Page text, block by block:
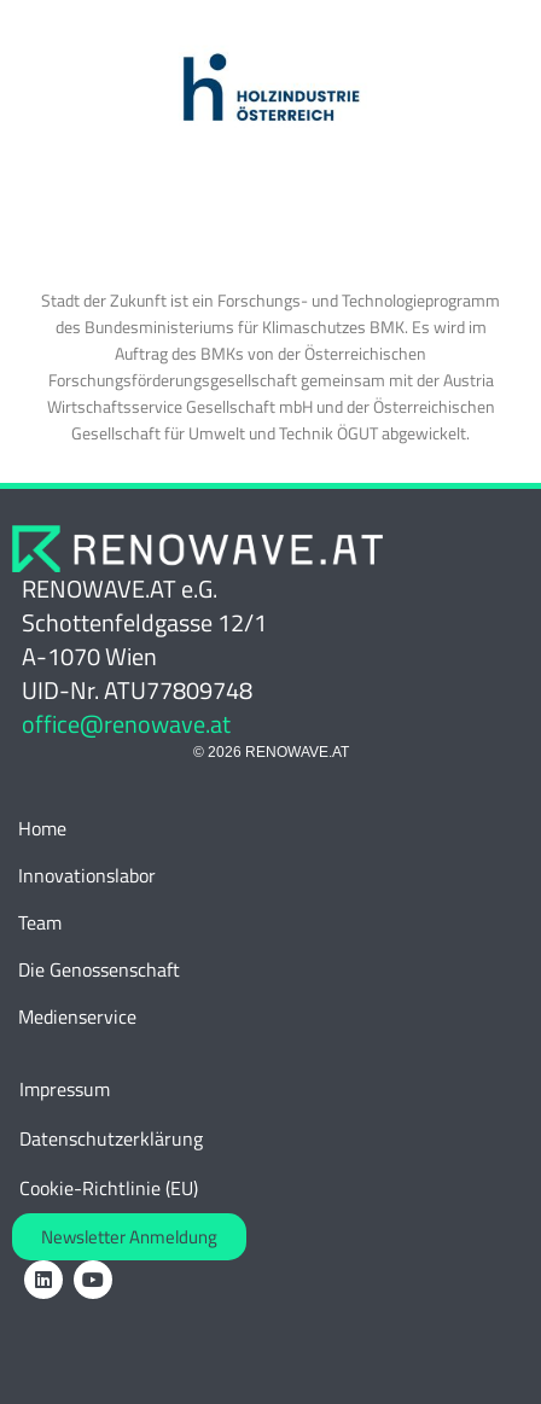
Stadt der Zukunft ist ein Forschungs- und Technologieprogramm
des Bundesministeriums für Klimaschutzes BMK. Es wird im
Auftrag des BMKs von der Österreichischen
Forschungsförderungsgesellschaft gemeinsam mit der Austria
Wirtschaftsservice Gesellschaft mbH und der Österreichischen
Gesellschaft für Umwelt und Technik ÖGUT abgewickelt.
RENOWAVE.AT e.G.
Schottenfeldgasse 12/1
A-1070 Wien
UID-Nr. ATU77809748
office@renowave.at
© 2026 RENOWAVE.AT
Home
Innovationslabor
Team
Die Genossenschaft
Medienservice
Impressum
Datenschutzerklärung
Cookie-Richtlinie (EU)
Newsletter Anmeldung